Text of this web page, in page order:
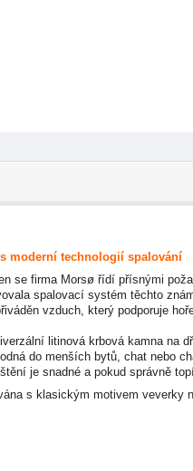
moderní technologií spalování
se firma Morsø řídí přísnými
spalovací systém těchto
vzduch, který podporuje
litinová krbová kamna na
do menších bytů, chat nebo
je snadné a pokud správně
s klasickým motivem veverky